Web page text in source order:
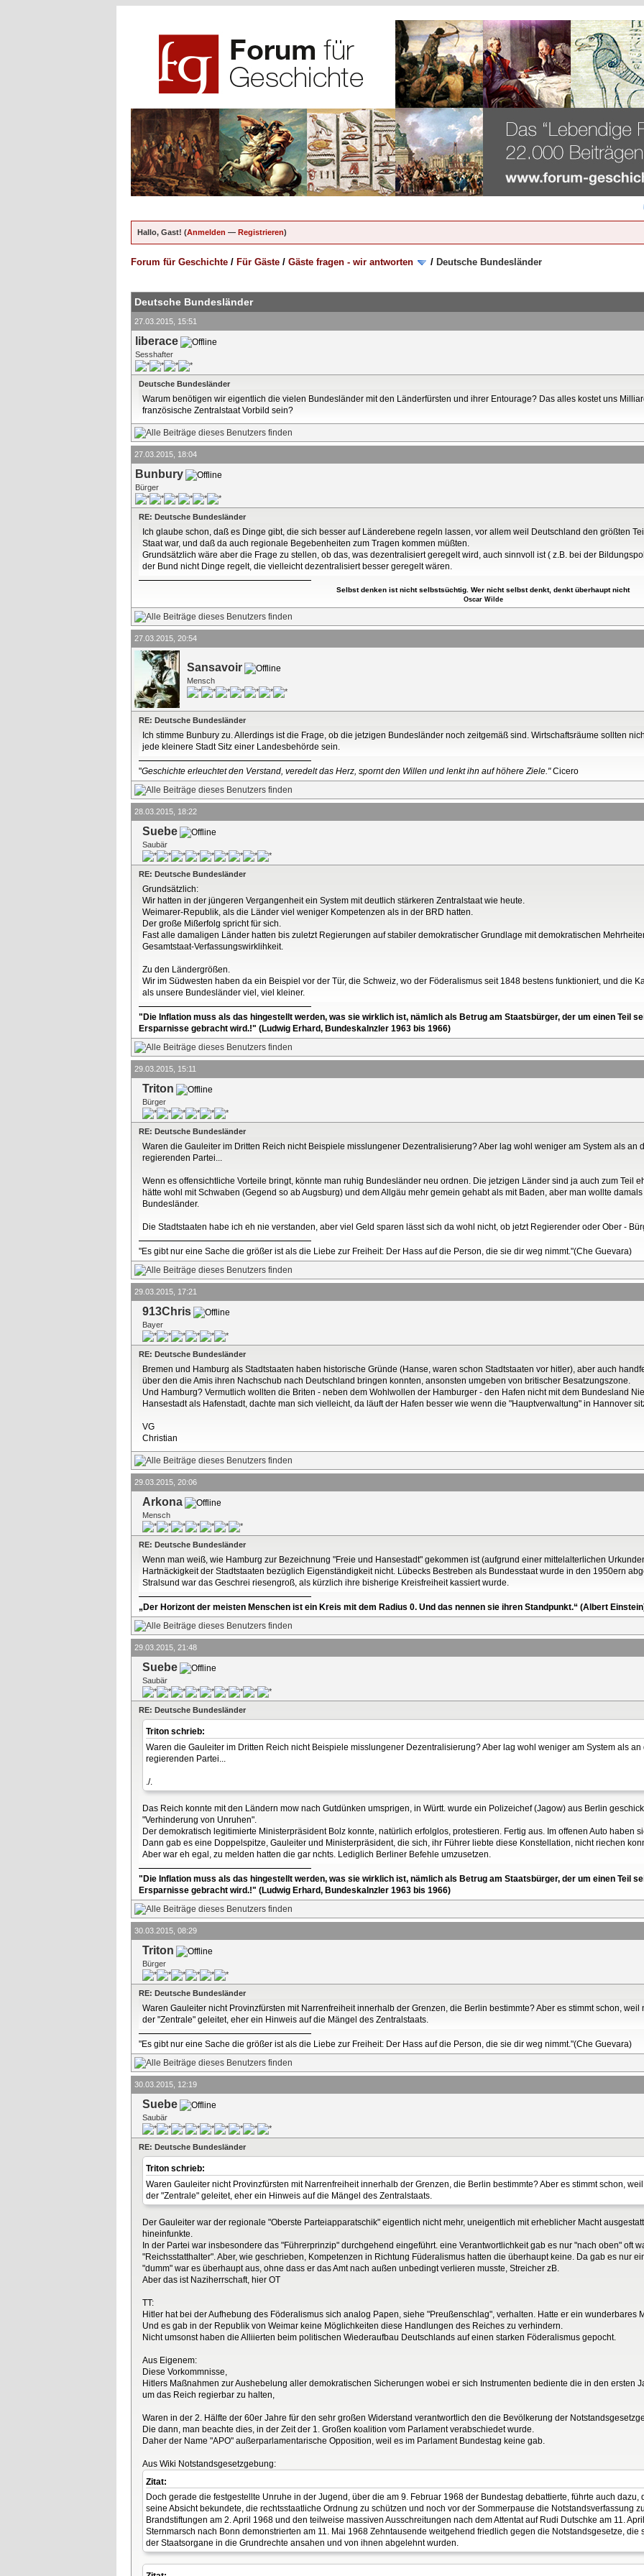
Hallo, Gast! (Anmelden — Registrieren)
Forum für Geschichte / Für Gäste / Gäste fragen - wir antworten / Deutsche Bundesländer
Deutsche Bundesländer
27.03.2015, 15:51
liberace
Sesshafter
Deutsche Bundesländer
Warum benötigen wir eigentlich die vielen Bundesländer mit den Länderfürsten und ihrer Entourage? Das alles kostet uns
französische Zentralstaat Vorbild sein?
27.03.2015, 18:04
Bunbury
Bürger
RE: Deutsche Bundesländer
Ich glaube schon, daß es Dinge gibt, die sich besser auf Länderebene regeln lassen, vor allem weil Deutschland den größten
Staat war, und daß da auch regionale Begebenheiten zum Tragen kommen müßten.
Grundsätzlich wäre aber die Frage zu stellen, ob das, was dezentralisiert geregelt wird, auch sinnvoll ist ( z.B. bei der
der Bund nicht Dinge regelt, die vielleicht dezentralisiert besser geregelt wären.
Selbst denken ist nicht selbstsüchtig. Wer nicht selbst denkt, denkt überhaupt nicht
Oscar Wilde
27.03.2015, 20:54
Sansavoir
Mensch
RE: Deutsche Bundesländer
Ich stimme Bunbury zu. Allerdings ist die Frage, ob die jetzigen Bundesländer noch zeitgemäß sind. Wirtschaftsräume sollten
jede kleinere Stadt Sitz einer Landesbehörde sein.
"Geschichte erleuchtet den Verstand, veredelt das Herz, spornt den Willen und lenkt ihn auf höhere Ziele."Cicero
28.03.2015, 18:22
Suebe
Saubär
RE: Deutsche Bundesländer
Grundsätzlich:
Wir hatten in der jüngeren Vergangenheit ein System mit deutlich stärkeren Zentralstaat wie heute.
Weimarer-Republik, als die Länder viel weniger Kompetenzen als in der BRD hatten.
Der große Mißerfolg spricht für sich.
Fast alle damaligen Länder hatten bis zuletzt Regierungen auf stabiler demokratischer Grundlage mit demokratischen
Gesamtstaat-Verfassungswirklihkeit.
Zu den Ländergrößen.
Wir im Südwesten haben da ein Beispiel vor der Tür, die Schweiz, wo der Föderalismus seit 1848 bestens funktioniert, und die
als unsere Bundesländer viel, viel kleiner.
"Die Inflation muss als das hingestellt werden, was sie wirklich ist, nämlich als Betrug am Staatsbürger, der um einen Teil
Ersparnisse gebracht wird.!" (Ludwig Erhard, Bundeskalnzler 1963 bis 1966)
29.03.2015, 15:11
Triton
Bürger
RE: Deutsche Bundesländer
Waren die Gauleiter im Dritten Reich nicht Beispiele misslungener Dezentralisierung? Aber lag wohl weniger am System als an
regierenden Partei...
Wenn es offensichtliche Vorteile bringt, könnte man ruhig Bundesländer neu ordnen. Die jetzigen Länder sind ja auch zum Teil
hätte wohl mit Schwaben (Gegend so ab Augsburg) und dem Allgäu mehr gemein gehabt als mit Baden, aber man wollte
Bundesländer.
Die Stadtstaaten habe ich eh nie verstanden, aber viel Geld sparen lässt sich da wohl nicht, ob jetzt Regierender oder Ober -
"Es gibt nur eine Sache die größer ist als die Liebe zur Freiheit: Der Hass auf die Person, die sie dir weg nimmt."(Che Guevara)
29.03.2015, 17:21
913Chris
Bayer
RE: Deutsche Bundesländer
Bremen und Hamburg als Stadtstaaten haben historische Gründe (Hanse, waren schon Stadtstaaten vor hitler), aber auch
über den die Amis ihren Nachschub nach Deutschland bringen konnten, ansonsten umgeben von britischer Besatzungszone.
Und Hamburg? Vermutlich wollten die Briten - neben dem Wohlwollen der Hamburger - den Hafen nicht mit dem Bundesland
Hansestadt als Hafenstadt, dachte man sich vielleicht, da läuft der Hafen besser wie wenn die "Hauptverwaltung" in Hannover
VG
Christian
29.03.2015, 20:06
Arkona
Mensch
RE: Deutsche Bundesländer
Wenn man weiß, wie Hamburg zur Bezeichnung "Freie und Hansestadt" gekommen ist (aufgrund einer mittelalterlichen
Hartnäckigkeit der Stadtstaaten bezüglich Eigenständigkeit nicht. Lübecks Bestreben als Bundesstaat wurde in den 1950ern
Stralsund war das Geschrei riesengroß, als kürzlich ihre bisherige Kreisfreiheit kassiert wurde.
„Der Horizont der meisten Menschen ist ein Kreis mit dem Radius 0. Und das nennen sie ihren Standpunkt.“ (Albert
29.03.2015, 21:48
Suebe
Saubär
RE: Deutsche Bundesländer
Triton schrieb:
Waren die Gauleiter im Dritten Reich nicht Beispiele misslungener Dezentralisierung? Aber lag wohl weniger am System als
regierenden Partei...
./.
Das Reich konnte mit den Ländern mow nach Gutdünken umsprigen, in Württ. wurde ein Polizeichef (Jagow) aus Berlin
"Verhinderung von Unruhen".
Der demokratisch legitimierte Ministerpräsident Bolz konnte, natürlich erfolglos, protestieren. Fertig aus. Im offenen Auto haben
Dann gab es eine Doppelspitze, Gauleiter und Ministerpräsident, die sich, ihr Führer liebte diese Konstellation, nicht riechen
Aber war eh egal, zu melden hatten die gar nchts. Lediglich Berliner Befehle umzusetzen.
"Die Inflation muss als das hingestellt werden, was sie wirklich ist, nämlich als Betrug am Staatsbürger, der um einen Teil
Ersparnisse gebracht wird.!" (Ludwig Erhard, Bundeskalnzler 1963 bis 1966)
30.03.2015, 08:29
Triton
Bürger
RE: Deutsche Bundesländer
Waren Gauleiter nicht Provinzfürsten mit Narrenfreiheit innerhalb der Grenzen, die Berlin bestimmte? Aber es stimmt schon,
der "Zentrale" geleitet, eher ein Hinweis auf die Mängel des Zentralstaats.
"Es gibt nur eine Sache die größer ist als die Liebe zur Freiheit: Der Hass auf die Person, die sie dir weg nimmt."(Che Guevara)
30.03.2015, 12:19
Suebe
Saubär
RE: Deutsche Bundesländer
Triton schrieb:
Waren Gauleiter nicht Provinzfürsten mit Narrenfreiheit innerhalb der Grenzen, die Berlin bestimmte? Aber es stimmt schon,
der "Zentrale" geleitet, eher ein Hinweis auf die Mängel des Zentralstaats.
Der Gauleiter war der regionale "Oberste Parteiapparatschik" eigentlich nicht mehr, uneigentlich mit erheblicher Macht
hineinfunkte.
In der Partei war insbesondere das "Führerprinzip" durchgehend eingeführt. eine Verantwortlichkeit gab es nur "nach oben" oft
"Reichsstatthalter". Aber, wie geschrieben, Kompetenzen in Richtung Füderalismus hatten die überhaupt keine. Da gab es nur
"dumm" war es überhaupt aus, ohne dass er das Amt nach außen unbedingt verlieren musste, Streicher zB.
Aber das ist Naziherrschaft, hier OT
TT:
Hitler hat bei der Aufhebung des Föderalismus sich analog Papen, siehe "Preußenschlag", verhalten. Hatte er ein wunderbares
Und es gab in der Republik von Weimar keine Möglichkeiten diese Handlungen des Reiches zu verhindern.
Nicht umsonst haben die Alliierten beim politischen Wiederaufbau Deutschlands auf einen starken Föderalismus gepocht.
Aus Eigenem:
Diese Vorkommnisse,
Hitlers Maßnahmen zur Aushebelung aller demokratischen Sicherungen wobei er sich Instrumenten bediente die in den ersten
um das Reich regierbar zu halten,
Waren in der 2. Hälfte der 60er Jahre für den sehr großen Widerstand verantwortlich den die Bevölkerung der
Die dann, man beachte dies, in der Zeit der 1. Großen koalition vom Parlament verabschiedet wurde.
Daher der Name "APO" außerparlamentarische Opposition, weil es im Parlament Bundestag keine gab.
Aus Wiki Notstandsgesetzgebung:
Zitat:
Doch gerade die festgestellte Unruhe in der Jugend, über die am 9. Februar 1968 der Bundestag debattierte, führte auch
seine Absicht bekundete, die rechtsstaatliche Ordnung zu schützen und noch vor der Sommerpause die Notstandsverfassung
Brandstiftungen am 2. April 1968 und den teilweise massiven Ausschreitungen nach dem Attentat auf Rudi Dutschke am 11.
Sternmarsch nach Bonn demonstrierten am 11. Mai 1968 Zehntausende weitgehend friedlich gegen die Notstandsgesetze,
der Staatsorgane in die Grundrechte ansahen und von ihnen abgelehnt wurden.